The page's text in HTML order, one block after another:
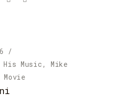
His Music , Mike
Movie